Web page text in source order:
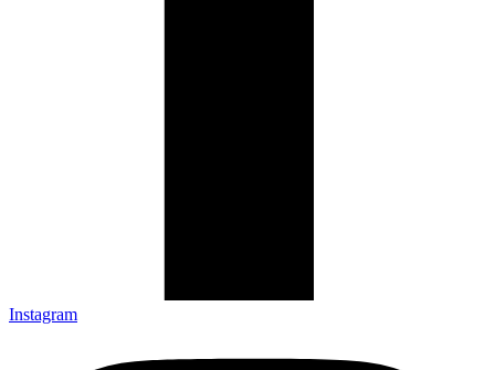
Instagram